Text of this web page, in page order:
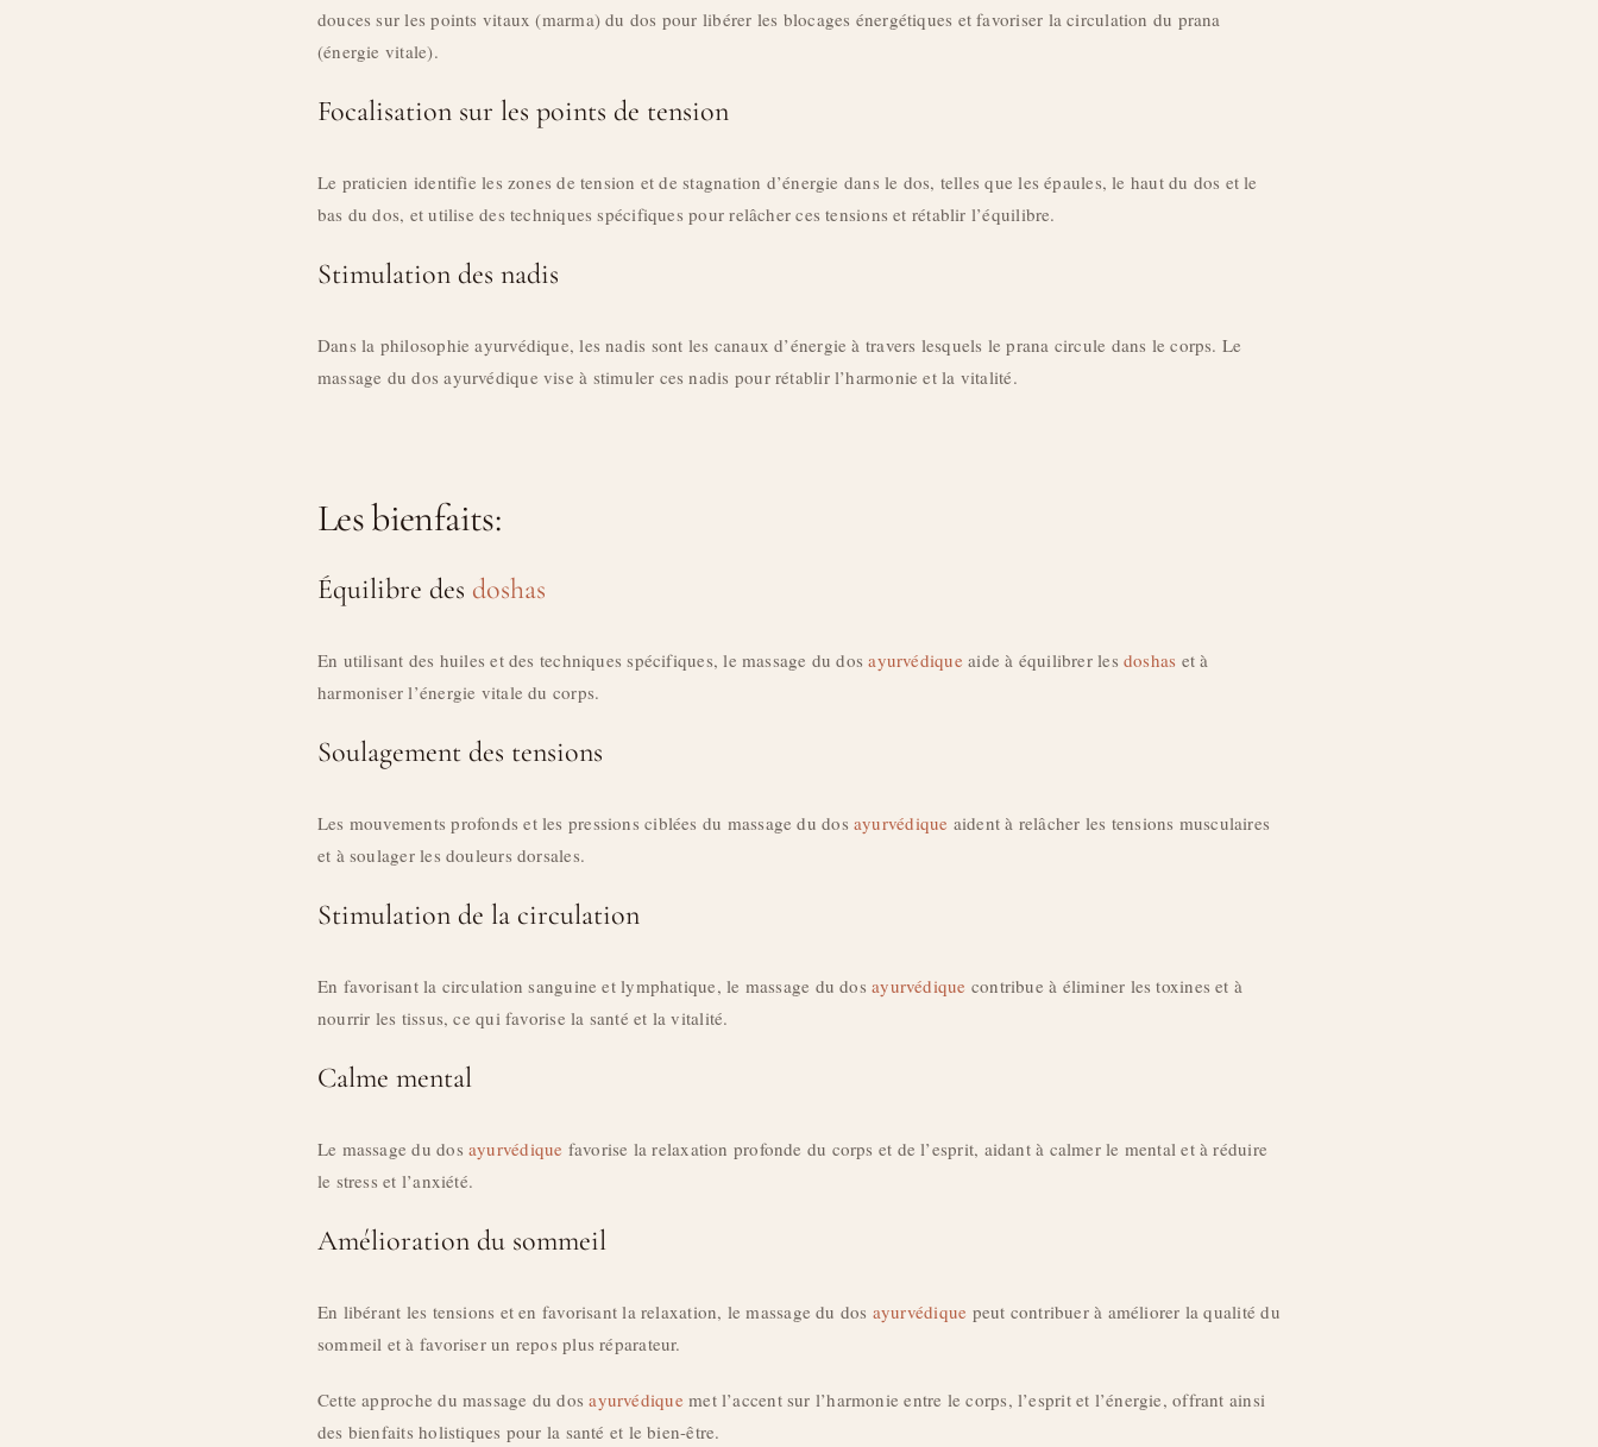
douces sur les points vitaux (marma) du dos pour libérer les blocages énergétiques et favoriser la circulation du prana
(énergie vitale).
Focalisation sur les points de tension
Le praticien identifie les zones de tension et de stagnation d’énergie dans le dos, telles que les épaules, le haut du dos et le
bas du dos, et utilise des techniques spécifiques pour relâcher ces tensions et rétablir l’équilibre.
Stimulation des nadis
Dans la philosophie ayurvédique, les nadis sont les canaux d’énergie à travers lesquels le prana circule dans le corps. Le
massage du dos ayurvédique vise à stimuler ces nadis pour rétablir l’harmonie et la vitalité.
Les bienfaits:
Équilibre des doshas
En utilisant des huiles et des techniques spécifiques, le massage du dosayurvédiqueaide à équilibrer lesdoshas et à
harmoniser l’énergie vitale du corps.
Soulagement des tensions
Les mouvements profonds et les pressions ciblées du massage du dos ayurvédique aident à relâcher les tensions musculaires
et à soulager les douleurs dorsales.
Stimulation de la circulation
En favorisant la circulation sanguine et lymphatique, le massage du dosayurvédique contribue à éliminer les toxines et à
nourrir les tissus, ce qui favorise la santé et la vitalité.
Calme mental
Le massage du dos ayurvédique favorise la relaxation profonde du corps et de l’esprit, aidant à calmer le mental et à réduire
le stress et l’anxiété.
Amélioration du sommeil
En libérant les tensions et en favorisant la relaxation, le massage du dos ayurvédique peut contribuer à améliorer la qualité du
sommeil et à favoriser un repos plus réparateur.
Cette approche du massage du dosayurvédiquemet l’accent sur l’harmonie entre le corps, l’esprit et l’énergie, offrant ainsi
des bienfaits holistiques pour la santé et le bien-être.